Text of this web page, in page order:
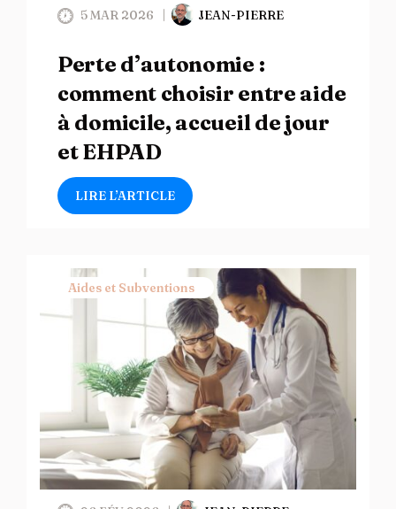
5 MAR 2026 JEAN-PIERRE
Perte d’autonomie :
comment choisir entre aide
à domicile, accueil de jour
et EHPAD
LIRE L’ARTICLE
Aides et Subventions